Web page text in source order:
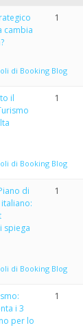
cambia
di Booking Blog
1
il
di Booking Blog
1
di
spiega
di Booking Blog
1
i 3
per lo
1